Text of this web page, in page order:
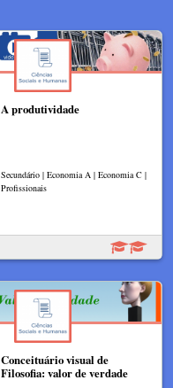
A produtividade
Secundário | Economia A | Economia C |
Profissionais
Conceituário visual de
Filosofia: valor de verdade